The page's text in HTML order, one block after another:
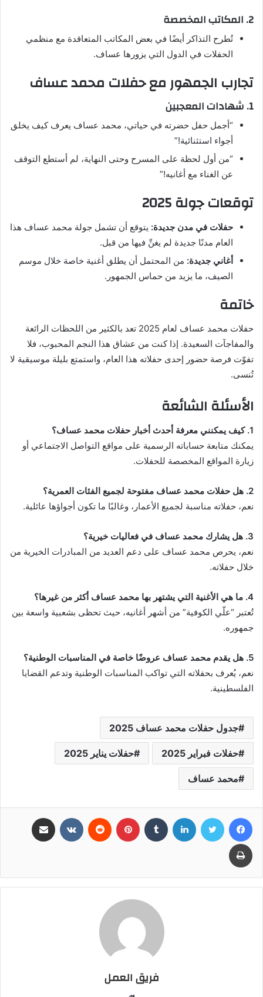
2. المكاتب المخصصة
تُطرح التذاكر أيضًا في بعض المكاتب المتعاقدة مع منظمي
الحفلات في الدول التي يزورها عساف.
تجارب الجمهور مع حفلات محمد عساف
1. شهادات المعجبين
“أجمل حفل حضرته في حياتي، محمد عساف يعرف كيف يخلق
أجواء استثنائية!”
“من أول لحظة على المسرح وحتى النهاية، لم أستطع التوقف
عن الغناء مع أغانيه!”
توقعات جولة 2025
حفلات في مدن جديدة: يتوقع أن تشمل جولة محمد عساف هذا
العام مدنًا جديدة لم يغنِّ فيها من قبل.
أغاني جديدة: من المحتمل أن يطلق أغنية خاصة خلال موسم
الصيف، ما يزيد من حماس الجمهور.
خاتمة
حفلات محمد عساف لعام 2025 تعد بالكثير من اللحظات الرائعة
والمفاجآت السعيدة. إذا كنت من عشاق هذا النجم المحبوب، فلا
تفوّت فرصة حضور إحدى حفلاته هذا العام، واستمتع بليلة موسيقية لا
تُنسى.
الأسئلة الشائعة
1. كيف يمكنني معرفة أحدث أخبار حفلات محمد عساف؟
يمكنك متابعة حساباته الرسمية على مواقع التواصل الاجتماعي أو
زيارة المواقع المخصصة للحفلات.
2. هل حفلات محمد عساف مفتوحة لجميع الفئات العمرية؟
نعم، حفلاته مناسبة لجميع الأعمار، وغالبًا ما تكون أجواؤها عائلية.
3. هل يشارك محمد عساف في فعاليات خيرية؟
نعم، يحرص محمد عساف على دعم العديد من المبادرات الخيرية من
خلال حفلاته.
4. ما هي الأغنية التي يشتهر بها محمد عساف أكثر من غيرها؟
تُعتبر “علّي الكوفية” من أشهر أغانيه، حيث تحظى بشعبية واسعة بين
جمهوره.
5. هل يقدم محمد عساف عروضًا خاصة في المناسبات الوطنية؟
نعم، يُعرف بحفلاته التي تواكب المناسبات الوطنية وتدعم القضايا
الفلسطينية.
جدول حفلات محمد عساف 2025
حفلات فبراير 2025 حفلات يناير 2025
محمد عساف
فيسبوك تويتر لينكدإن بينتيريست
طباعة
فريق العمل